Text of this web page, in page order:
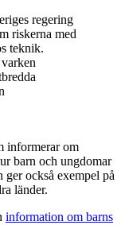
regering
riskerna med
teknik.
informerar om
barn och ungdomar
ger också exempel på
länder.
information om barns